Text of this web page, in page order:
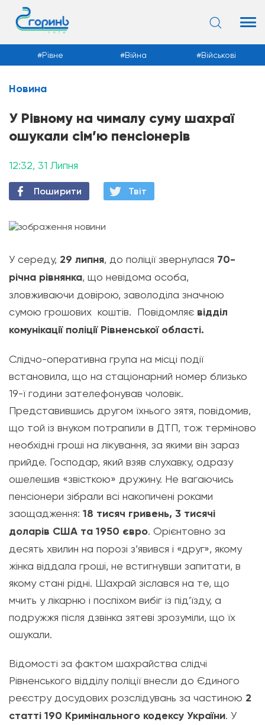
Новини
Рівне Війна Військові
Новина
У Рівному на чималу суму шахраї
ошукали сім’ю пенсіонерів
12:32, 31 Липня
Поширити Твiт
У середу, 29 липня, до поліції звернулася 70-
річна рівнянка, що невідома особа,
зловживаючи довірою, заволоділа значною
сумою грошових коштів. Повідомляє відділ
комунікації поліції Рівненської області.
Слідчо-оперативна група на місці події
встановила, що на стаціонарний номер близько
19-ї години зателефонував чоловік.
Представившись другом їхнього зятя, повідомив,
що той із внуком потрапили в ДТП, тож терміново
необхідні гроші на лікування, за якими він зараз
прийде. Господар, який взяв слухавку, одразу
ошелешив «звісткою» дружину. Не вагаючись
пенсіонери зібрали всі накопичені роками
заощадження: 18 тисяч гривень, 3 тисячі
доларів США та 1950 євро. Орієнтовно за
десять хвилин на порозі з’явився і «друг», якому
жінка віддала гроші, не встигнувши запитати, в
якому стані рідні. Шахрай зіслався на те, що
мчить у лікарню і поспіхом вибіг із під’їзду, а
подружжя після дзвінка зятеві зрозуміли, що їх
ошукали.
Відомості за фактом шахрайства слідчі
Рівненського відділу поліції внесли до Єдиного
реєстру досудових розслідувань за частиною 2
статті 190 Кримінального кодексу України. У